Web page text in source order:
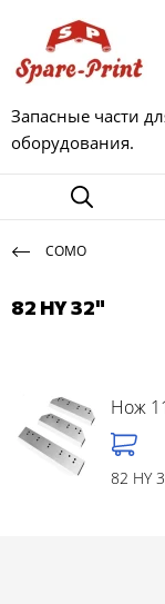
Запасные части
оборудования.
COMO
82 HY 32"
Нож
82 HY